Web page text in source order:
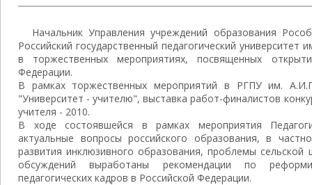
Начальник Управления учреждений образования
Российский государственный педагогический университет
в торжественных мероприятиях, посвященных
Федерации.
В рамках торжественных мероприятий в РГПУ им.
"Университет - учителю", выставка работ-финалистов
учителя - 2010.
В ходе состоявшейся в рамках мероприятия
актуальные вопросы российского образования, в
развития инклюзивного образования, проблемы
обсуждений выработаны рекомендации по
педагогических кадров в Российской Федерации.